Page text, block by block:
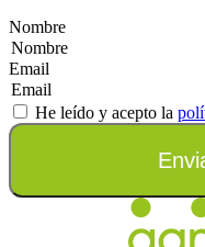
Nombre
Email
He leído y acepto la